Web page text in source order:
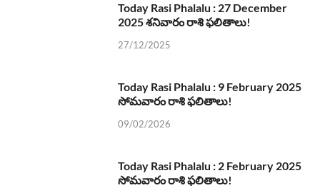
Today Rasi Phalalu : 27 December
2025 శనివారం రాశి ఫలితాలు!
27/12/2025
Today Rasi Phalalu : 9 February 2025
సోమవారం రాశి ఫలితాలు!
09/02/2026
Today Rasi Phalalu : 2 February 2025
సోమవారం రాశి ఫలితాలు!